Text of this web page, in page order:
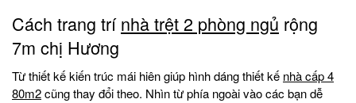
Cách trang trínhà trệt 2 phòng ngủ rộng
7m chị Hương
Từ thiết kế kiến trúc mái hiên giúp hình dáng thiết kế nhà cấp 4
80m2cũng thay đổi theo. Nhìn từ phía ngoài vào các bạn dễ